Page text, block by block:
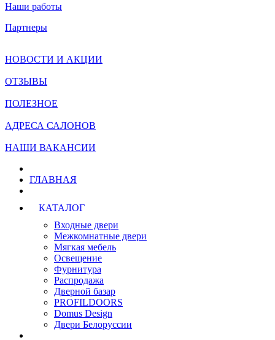
Наши работы
Партнеры
НОВОСТИ И АКЦИИ
ОТЗЫВЫ
ПОЛЕЗНОЕ
АДРЕСА САЛОНОВ
НАШИ ВАКАНСИИ
ГЛАВНАЯ
КАТАЛОГ
Входные двери
Межкомнатные двери
Мягкая мебель
Освещение
Фурнитура
Распродажа
Дверной базар
PROFILDOORS
Domus Design
Двери Белоруссии